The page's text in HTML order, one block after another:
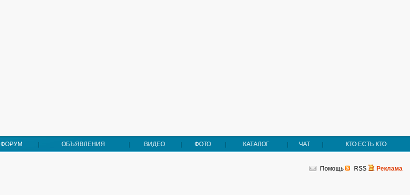
ФОРУМ ОБЪЯВЛЕНИЯ ВИДЕО ФОТО КАТАЛОГ ЧАТ КТО ЕСТЬ КТО
Помощь RSS Реклама